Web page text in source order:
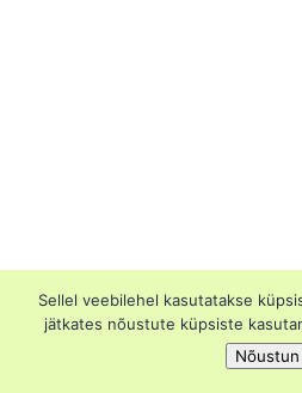
Sellel veebilehel kasutatakse
jätkates nõustute küpsiste
Nõustun